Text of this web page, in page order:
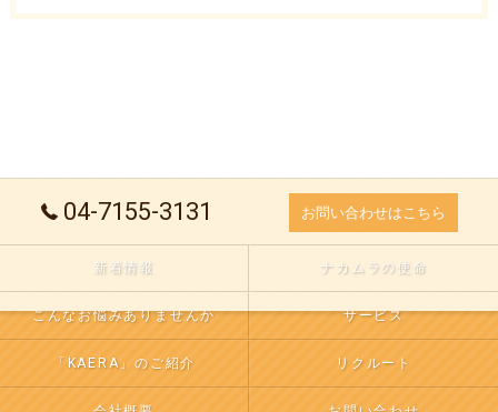
04-7155-3131 お問い合わせはこちら
新着情報 ナカムラの使命
こんなお悩みありませんか サービス
「KAERA」のご紹介 リクルート